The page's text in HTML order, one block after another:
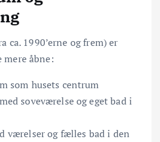
ca. 1990’erne og frem) er
åbne:
som husets centrum
soveværelse og eget bad i
værelser og fælles bad i den